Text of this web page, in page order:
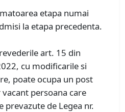
etapa numai
la etapa precedenta.
art. 15 din
cu modificarile si
poate ocupa un post
persoana care
prevazute de Legea nr.